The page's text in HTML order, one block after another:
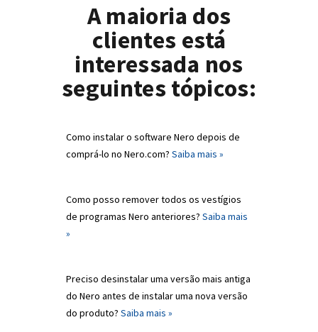
A maioria dos
clientes está
interessada nos
seguintes tópicos:
Como instalar o software Nero depois de
comprá-lo no Nero.com? Saiba mais »
Como posso remover todos os vestígios
de programas Nero anteriores? Saiba mais
»
Preciso desinstalar uma versão mais antiga
do Nero antes de instalar uma nova versão
do produto? Saiba mais »